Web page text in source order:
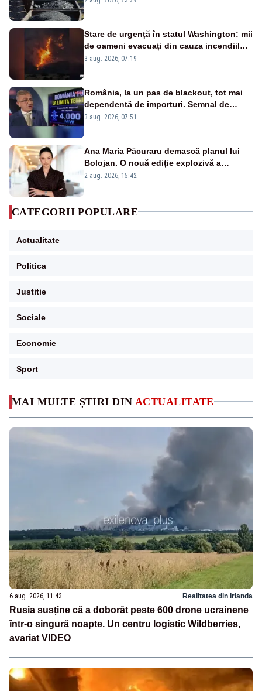
MAI MULTE ȘTIRI DIN ACTUALITATE
6 aug. 2026, 11:43 Realitatea din Irlanda
Rusia susține că a doborât peste 600 drone ucrainene
într-o singură noapte. Un centru logistic Wildberries,
avariat VIDEO
Stare de urgență în statul Washington: mii
de oameni evacuați din cauza incendiilor
puternice de vegetație
3 aug. 2026, 07:19
România, la un pas de blackout, tot mai
dependentă de importuri. Semnal de
alarmă tras de un expert în energie
3 aug. 2026, 07:51
Ana Maria Păcuraru demască planul lui
Bolojan. O nouă ediție explozivă a
emisiunii „Miza Zilei” la Realitatea PLUS
2 aug. 2026, 15:42
CATEGORII POPULARE
Actualitate
Politica
Justitie
Sociale
Economie
Sport